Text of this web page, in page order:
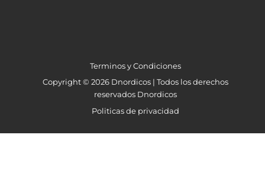
Terminos y Condiciones
Copyright © 2026 Dnordicos | Todos los derechos
reservados Dnordicos
Politicas de privacidad